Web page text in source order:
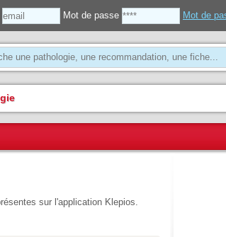
Mot de passe Mot de
sur l'application Klepios.